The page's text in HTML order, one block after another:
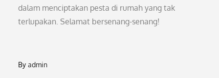
dalam menciptakan pesta di rumah yang tak
terlupakan. Selamat bersenang-senang!
Byadmin